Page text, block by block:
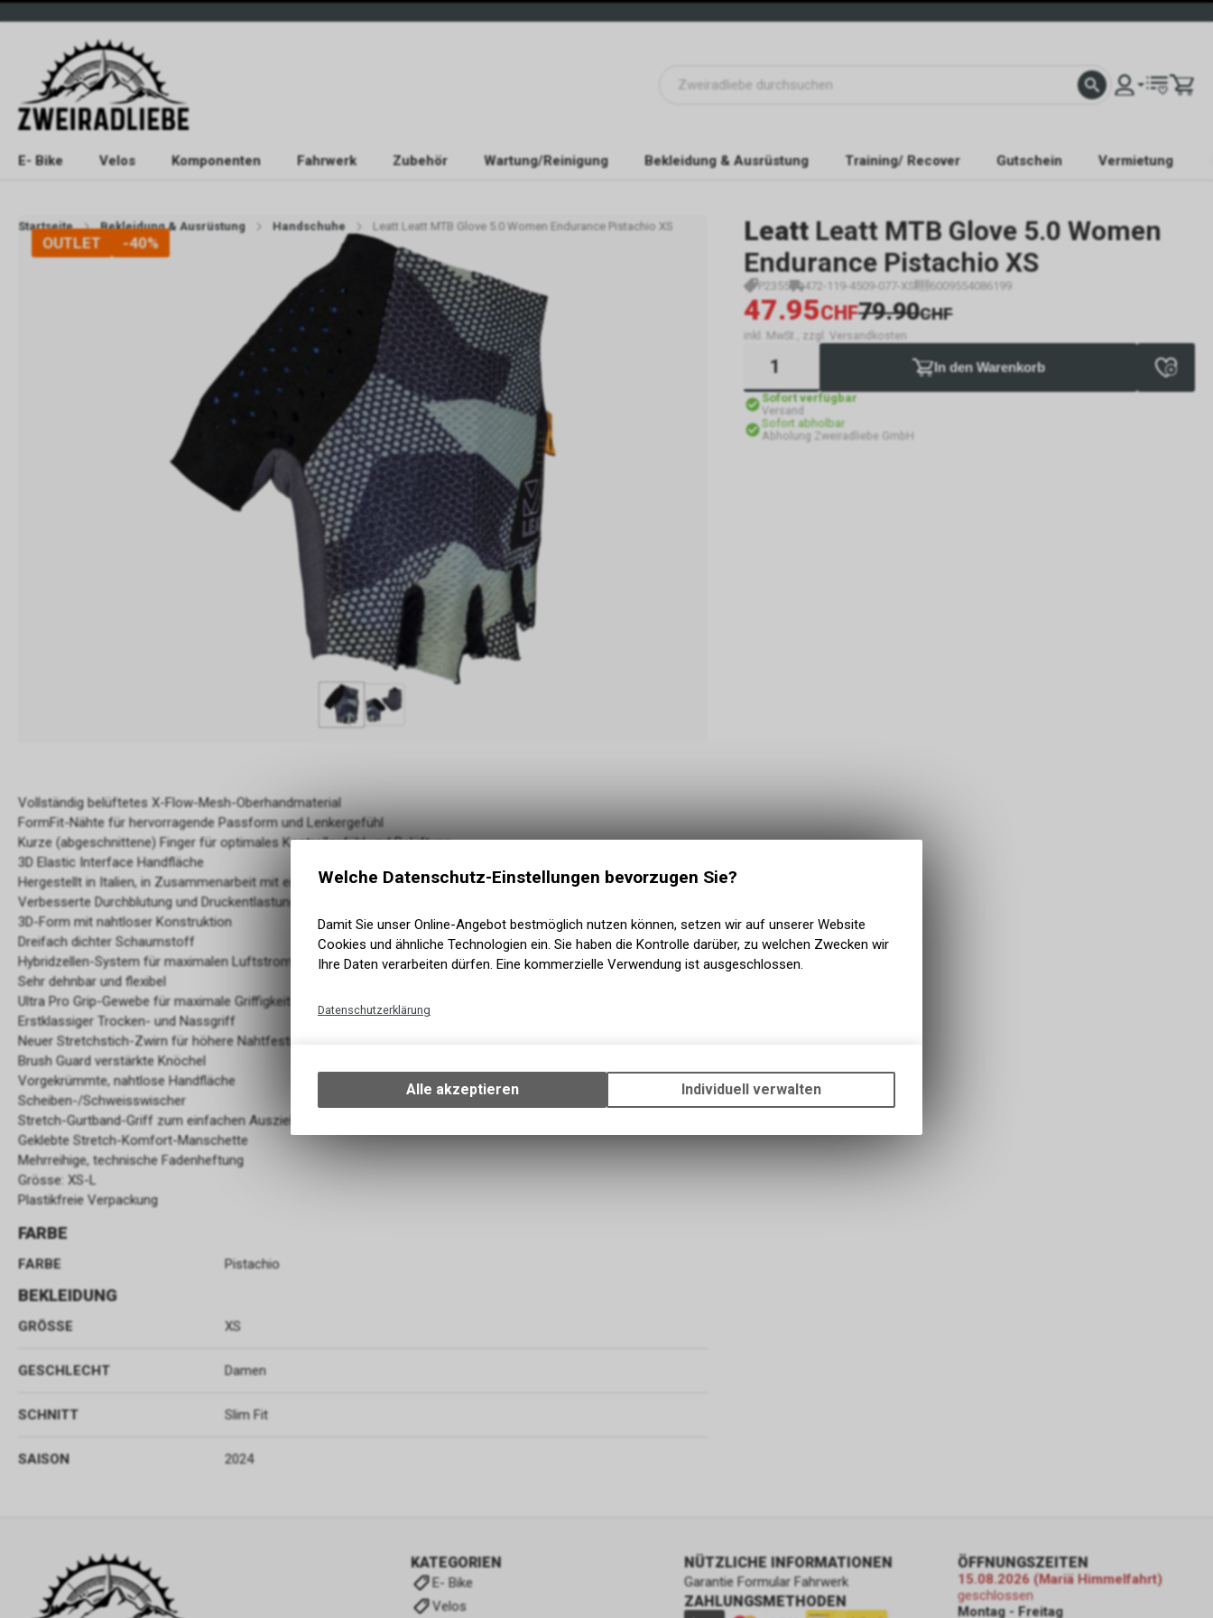
E- Bike Velos Komponenten Fahrwerk Zubehör Wartung/Reinigung Bekleidung & Ausrüstung Training/ Recover Gutschein Vermietung
Startseite Bekleidung & Ausrüstung Handschuhe Leatt Leatt MTB Glove 5.0 Women Endurance Pistachio XS
OUTLET -40% Leatt Leatt MTB Glove 5.0 Women
Endurance Pistachio XS
P2355 472-119-4509-077-XS 6009554086199
47.95CHF79.90CHF
inkl. MwSt., zzgl. Versandkosten
In den Warenkorb
Sofort verfügbar
Versand
Sofort abholbar
Abholung Zweiradliebe GmbH
Vollständig belüftetes X-Flow-Mesh-Oberhandmaterial
FormFit-Nähte für hervorragende Passform und Lenkergefühl
Kurze (abgeschnittene) Finger für optimales Kontrollgefühl und Belüftung.
3D Elastic Interface Handfläche
Hergestellt in Italien, in Zusammenarbeit mit einem biomedizinischem Labor
Verbesserte Durchblutung und Druckentlastung der Nerven
3D-Form mit nahtloser Konstruktion
Dreifach dichter Schaumstoff
Hybridzellen-System für maximalen Luftstrom
Sehr dehnbar und flexibel
Ultra Pro Grip-Gewebe für maximale Griffigkeit
Erstklassiger Trocken- und Nassgriff
Neuer Stretchstich-Zwirn für höhere Nahtfestigkeit
Brush Guard verstärkte Knöchel
Vorgekrümmte, nahtlose Handfläche
Scheiben-/Schweisswischer
Stretch-Gurtband-Griff zum einfachen Ausziehen der Handschuhe
Geklebte Stretch-Komfort-Manschette
Mehrreihige, technische Fadenheftung
Grösse: XS-L
Plastikfreie Verpackung
FARBE
FARBE Pistachio
BEKLEIDUNG
GRÖSSE XS
GESCHLECHT Damen
SCHNITT Slim Fit
SAISON 2024
KATEGORIEN
E- Bike
Velos
NÜTZLICHE INFORMATIONEN
Garantie Formular Fahrwerk
ZAHLUNGSMETHODEN
ÖFFNUNGSZEITEN
15.08.2026 (Mariä Himmelfahrt)
geschlossen
Montag - Freitag
Welche Datenschutz-Einstellungen bevorzugen Sie?
Damit Sie unser Online-Angebot bestmöglich nutzen können, setzen wir auf unserer Website
Cookies und ähnliche Technologien ein. Sie haben die Kontrolle darüber, zu welchen Zwecken wir
Ihre Daten verarbeiten dürfen. Eine kommerzielle Verwendung ist ausgeschlossen.
Datenschutzerklärung
Ihrem Gerät, um die grundlegenden Funktionen unseres Online-Angebots, wie die
Verwendung des Warenkorbs, zu ermöglichen. Bitte beachten Sie, dass die
zulassen.
Alle akzeptieren Individuell verwalten